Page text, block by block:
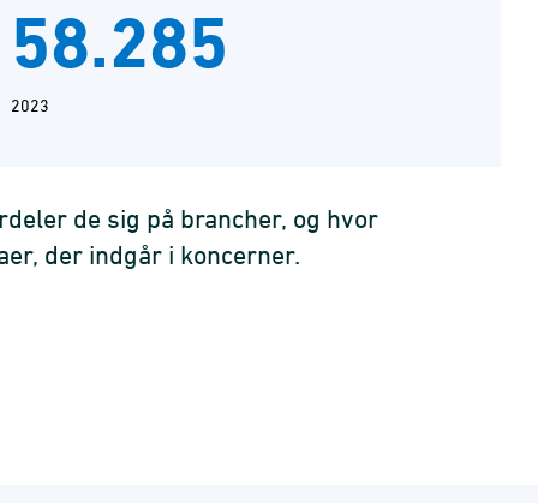
58.285
2023
de sig på brancher, og hvor
der indgår i koncerner.